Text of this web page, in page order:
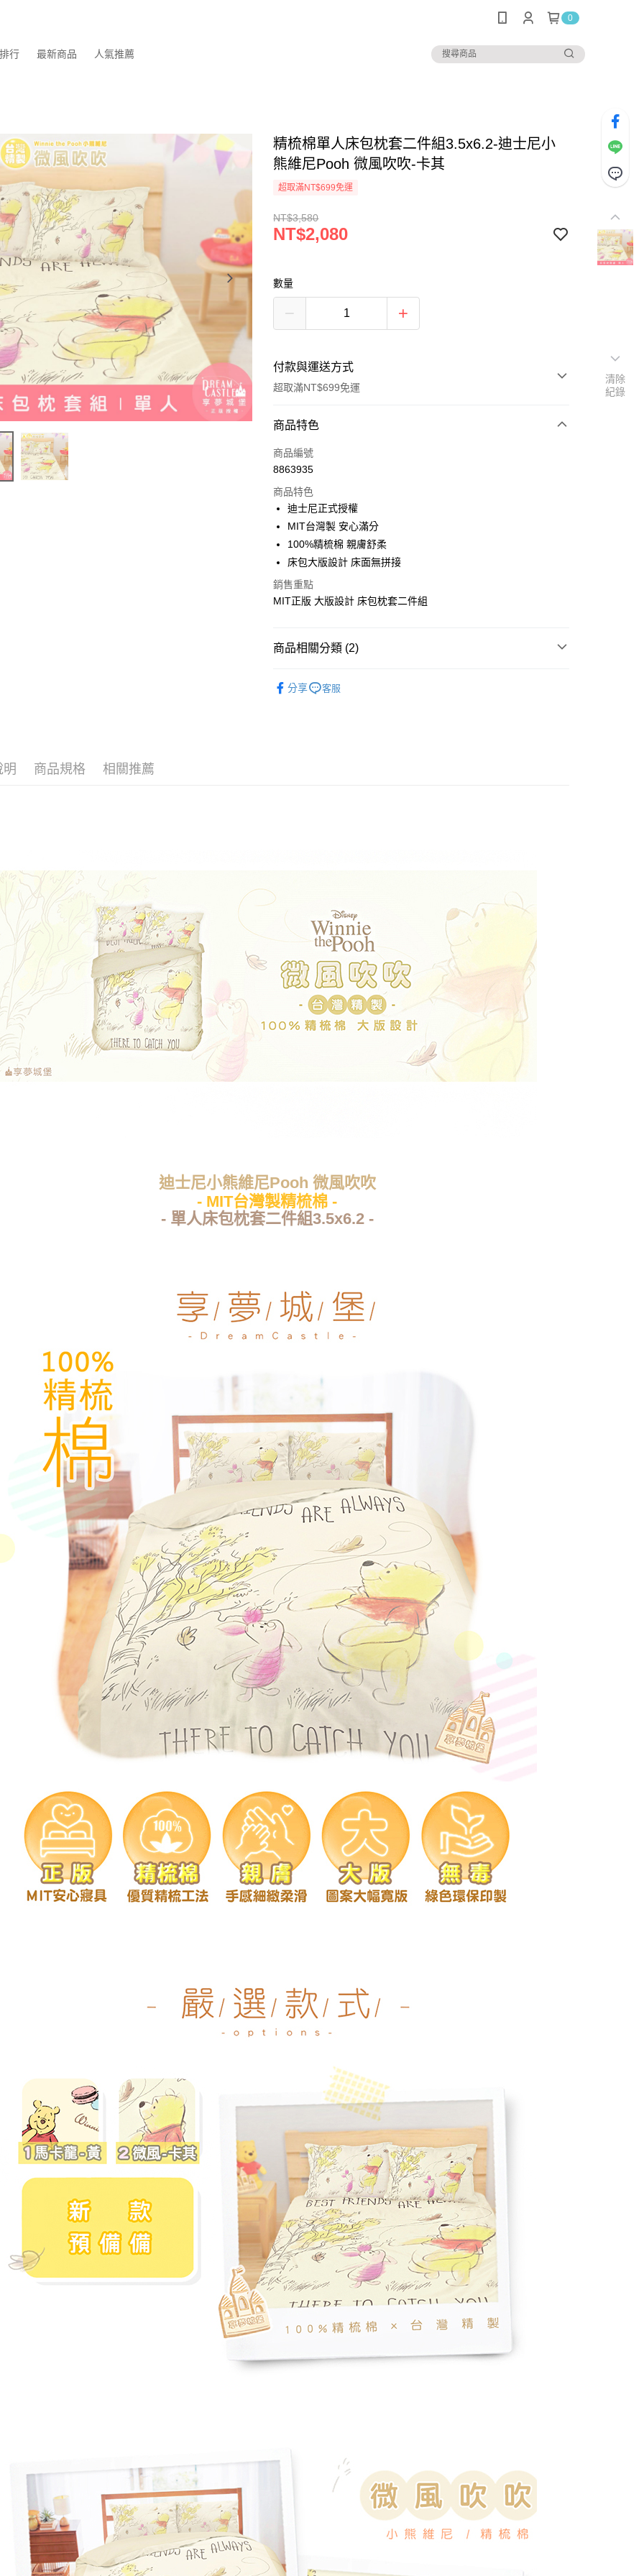
0
行 最新商品 人氣推薦
精梳棉單人床包枕套二件組3.5x6.2-迪士尼小
熊維尼Pooh 微風吹吹-卡其
超取滿NT$699免運
NT$3,580
NT$2,080
數量
付款與運送方式
超取滿NT$699免運
付款方式
信用卡一次付款
LINE Pay
Apple Pay
街口支付
悠遊付
運送方式
商品特色
商品編號
8863935
商品特色
迪士尼正式授權
MIT台灣製 安心滿分
100%精梳棉 親膚舒柔
床包大版設計 床面無拼接
銷售重點
MIT正版 大版設計 床包枕套二件組
商品相關分類 (2)
分享 客服
明 商品規格 相關推薦
迪士尼小熊維尼Pooh 微風吹吹
- MIT台灣製精梳棉 -
- 單人床包枕套二件組3.5x6.2 -
清除
紀錄